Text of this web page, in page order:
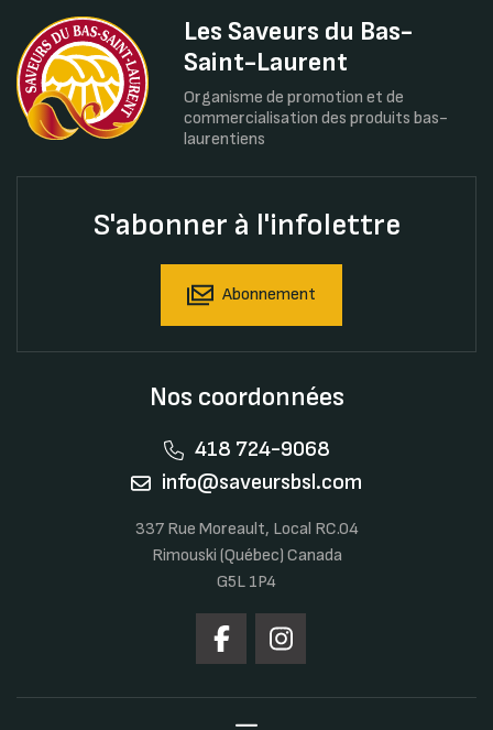
Les Saveurs du Bas-
Saint-Laurent
Organisme de promotion et de
commercialisation des produits bas-
laurentiens
S'abonner à l'infolettre
Abonnement
Nos coordonnées
418 724-9068
info@saveursbsl.com
337 Rue Moreault, Local RC.04
Rimouski (Québec) Canada
G5L 1P4